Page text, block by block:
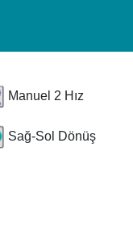
Manuel 2 Hız
Sağ-Sol Dönüş